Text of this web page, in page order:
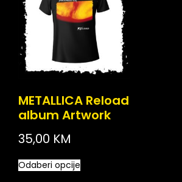
METALLICA Reload
album Artwork
35,00 KM
Odaberi opcije